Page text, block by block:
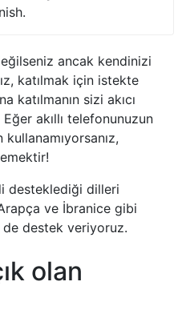
ancak kendinizi
katılmak için istekte
katılmanın sizi akıcı
akıllı telefonunuzun
desteklediği dilleri
ve İbranice gibi
de destek veriyoruz.
olan